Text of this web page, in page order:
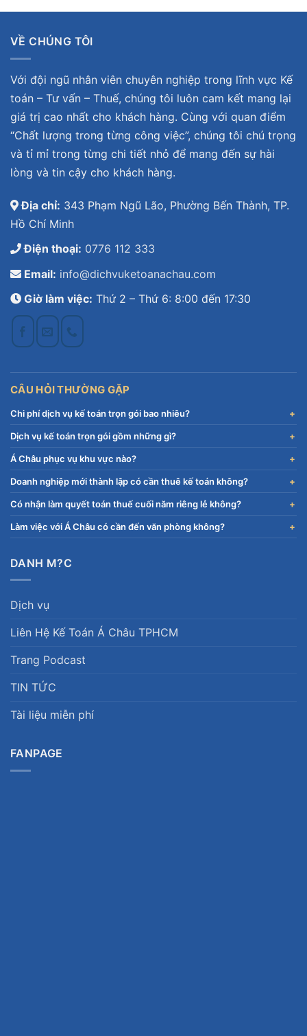
VỀ CHÚNG TÔI
Với đội ngũ nhân viên chuyên nghiệp trong lĩnh vực Kế
toán – Tư vấn – Thuế, chúng tôi luôn cam kết mang lại
giá trị cao nhất cho khách hàng. Cùng với quan điểm
“Chất lượng trong từng công việc”, chúng tôi chú trọng
và tỉ mỉ trong từng chi tiết nhỏ để mang đến sự hài
lòng và tin cậy cho khách hàng.
Địa chỉ: 343 Phạm Ngũ Lão, Phường Bến Thành, TP.
Hồ Chí Minh
Điện thoại: 0776 112 333
Email: info@dichvuketoanachau.com
Giờ làm việc: Thứ 2 – Thứ 6: 8:00 đến 17:30
CÂU HỎI THƯỜNG GẶP
Chi phí dịch vụ kế toán trọn gói bao nhiêu?
Dịch vụ kế toán trọn gói gồm những gì?
Á Châu phục vụ khu vực nào?
Doanh nghiệp mới thành lập có cần thuê kế toán không?
Có nhận làm quyết toán thuế cuối năm riêng lẻ không?
Làm việc với Á Châu có cần đến văn phòng không?
DANH M?C
Dịch vụ
Liên Hệ Kế Toán Á Châu TPHCM
Trang Podcast
TIN TỨC
Tài liệu miễn phí
FANPAGE